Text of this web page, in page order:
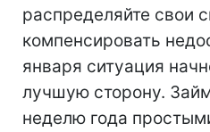
распределяйте свои
компенсировать
января ситуация
лучшую сторону.
неделю года